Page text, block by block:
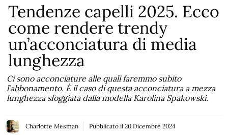
Tendenze capelli 2025. Ecco
come rendere trendy
un’acconciatura di media
lunghezza
Ci sono acconciature alle quali faremmo subito
l’abbonamento. È il caso di questa acconciatura a mezza
lunghezza sfoggiata dalla modella Karolina Spakowski.
Charlotte Mesman Pubblicato il 20 Dicembre 2024